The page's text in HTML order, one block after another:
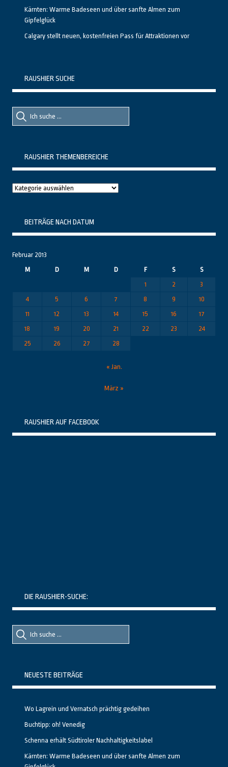
Kärnten: Warme Badeseen und über sanfte Almen zum
Gipfelglück
Calgary stellt neuen, kostenfreien Pass für Attraktionen vor
RAUSHIER SUCHE
Suche
nach::
Suche
nach:
RAUSHIER THEMENBEREICHE
Raushier
BEITRÄGE NACH DATUM
Februar 2013
M
D M D F S
S
1
2
3
4
5 6 7 8 9
10
11
12 13 14 15 16
17
18
19 20 21 22 23
24
25
26 27 28
« Jan.
März »
RAUSHIER AUF FACEBOOK
DIE RAUSHIER-SUCHE:
Suche
nach::
Suche
nach:
NEUESTE BEITRÄGE
Wo Lagrein und Vernatsch prächtig gedeihen
Buchtipp: oh! Venedig
Schenna erhält Südtiroler Nachhaltigkeitslabel
Kärnten: Warme Badeseen und über sanfte Almen zum